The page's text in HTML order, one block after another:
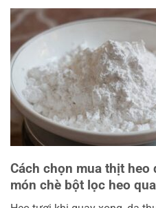
Cách chọn mua thịt heo
món chè bột lọc heo